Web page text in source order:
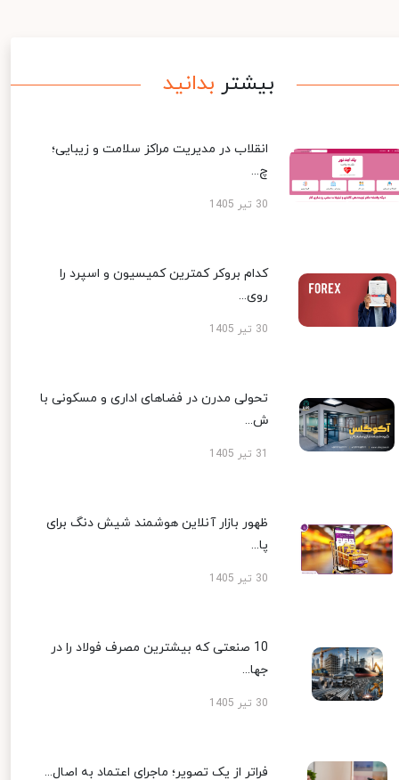
بیشتر بدانید
انقلاب در مدیریت مراکز سلامت و زیبایی؛
چ...
30 تیر 1405
کدام بروکر کمترین کمیسیون و اسپرد را
روی...
30 تیر 1405
تحولی مدرن در فضاهای اداری و مسکونی با
ش...
ظهور بازار آنلاین هوشمند شیش دنگ برای
پا...
30 تیر 1405
10 صنعتی که بیشترین مصرف فولاد را در
جها...
30 تیر 1405
فراتر از یک تصویر؛ ماجرای اعتماد به اصال...